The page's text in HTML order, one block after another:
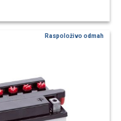
Raspoloživo odmah